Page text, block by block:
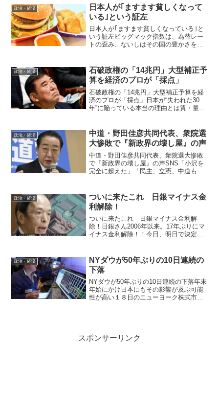
動。円も一時142円台をつける。 5日の
東...
政治・経済
日本人が｢ますます貧しくなって
いる｣という証左
日本人が｢ますます貧しくなっている｣と
いう証左ビッグマック指数は、為替レー
トの歪み、ないしはその国の豊かさを表
上記の原因によるのではない。昨今の経
済現象を鮮やかに斬り、...
政治・経済
石破政権の「14兆円」大型補正予
算を経済のプロが「採点」
石破政権の「14兆円」大型補正予算を経
済のプロが「採点」日本が“失われた30
年”に陥っている本当の理由とは質・量と
が9日、国会に提出された。総額13.9兆円
と昨年を上回...
政治・経済
中道・野田佳彦共同代表、衆院選
大惨敗で『新政界の壊し屋』の声
中道・野田佳彦共同代表、衆院選大惨敗
で『新政界の壊し屋』の声SNS「小沢を
完全に超えた」「民主、立憲、中道も破
党が３１６議席を獲得して地滑り的勝利
を収めた。一方で、選挙...
政治・経済
ついに来たこれ 日銀マイナス金
利解除！
ついに来たこれ 日銀マイナス金利解
除！日銀さん2006年以来。17年ぶりにマ
イナス金利解除！！今日、明日で決定の
ピンと来ないあなた。そりゃそうです。
マイナス金利解除って...
政治・経済
NYダウが50年ぶりの10日連続の
下落
NYダウが50年ぶりの10日連続の下落年末
年始にかけ日本にもその影響が及ぶ可能
性が高い１８日のニューヨーク株式市場
スポンサーリンク